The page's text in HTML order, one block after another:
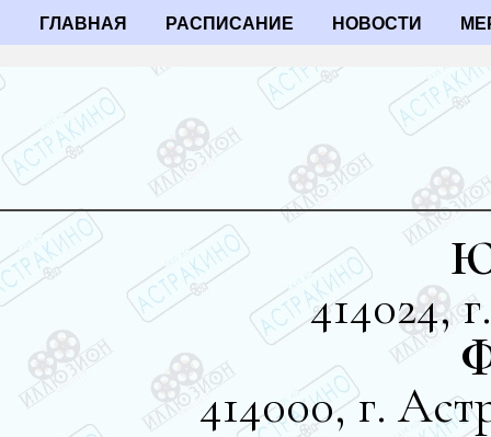
ГЛАВНАЯ РАСПИСАНИЕ НОВОСТИ
414024,
414000, г.